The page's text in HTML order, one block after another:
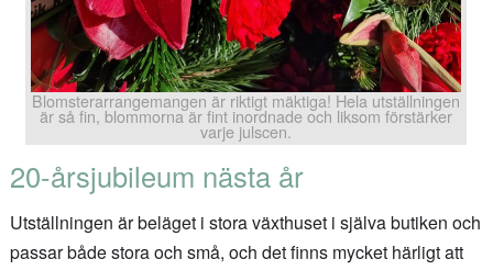
Blomsterarrangemangen är riktigt mäktiga! Hela utställningen
är så fin, blommorna är fint inordnade och liksom förstärker
varje julscen.
20-årsjubileum nästa år
Utställningen är beläget i stora växthuset i själva butiken och
passar både stora och små, och det finns mycket härligt att